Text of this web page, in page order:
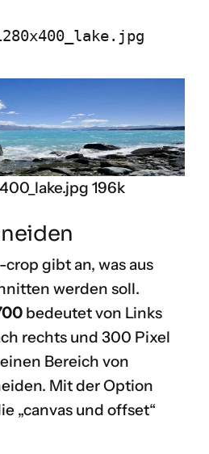
196k
-crop gibt an, was aus
werden soll.
bedeutet von Links
rechts und 300 Pixel
Bereich von
Mit der Option
„canvas und offset“